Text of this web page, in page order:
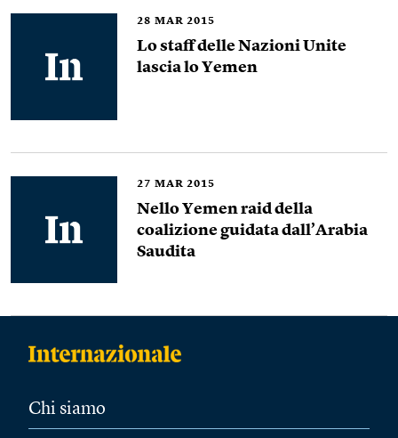
28 MAR 2015
Lo staff delle Nazioni Unite
lascia lo Yemen
27 MAR 2015
Nello Yemen raid della
coalizione guidata dall’Arabia
Saudita
Chi siamo